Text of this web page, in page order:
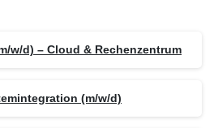
w/d) – Cloud & Rechenzentrum
(m/w/d)